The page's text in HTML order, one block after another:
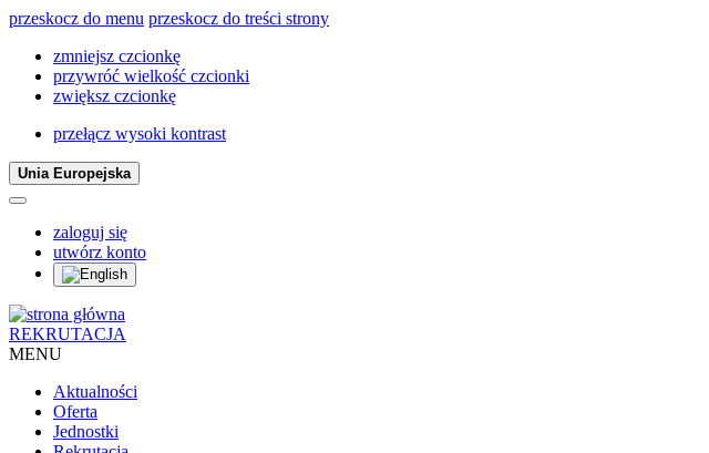
przeskocz do menu przeskocz do treści strony
zmniejsz czcionkę
przywróć wielkość czcionki
zwiększ czcionkę
przełącz wysoki kontrast
Unia Europejska
zaloguj się
utwórz konto
REKRUTACJA
MENU
Aktualności
Oferta
Jednostki